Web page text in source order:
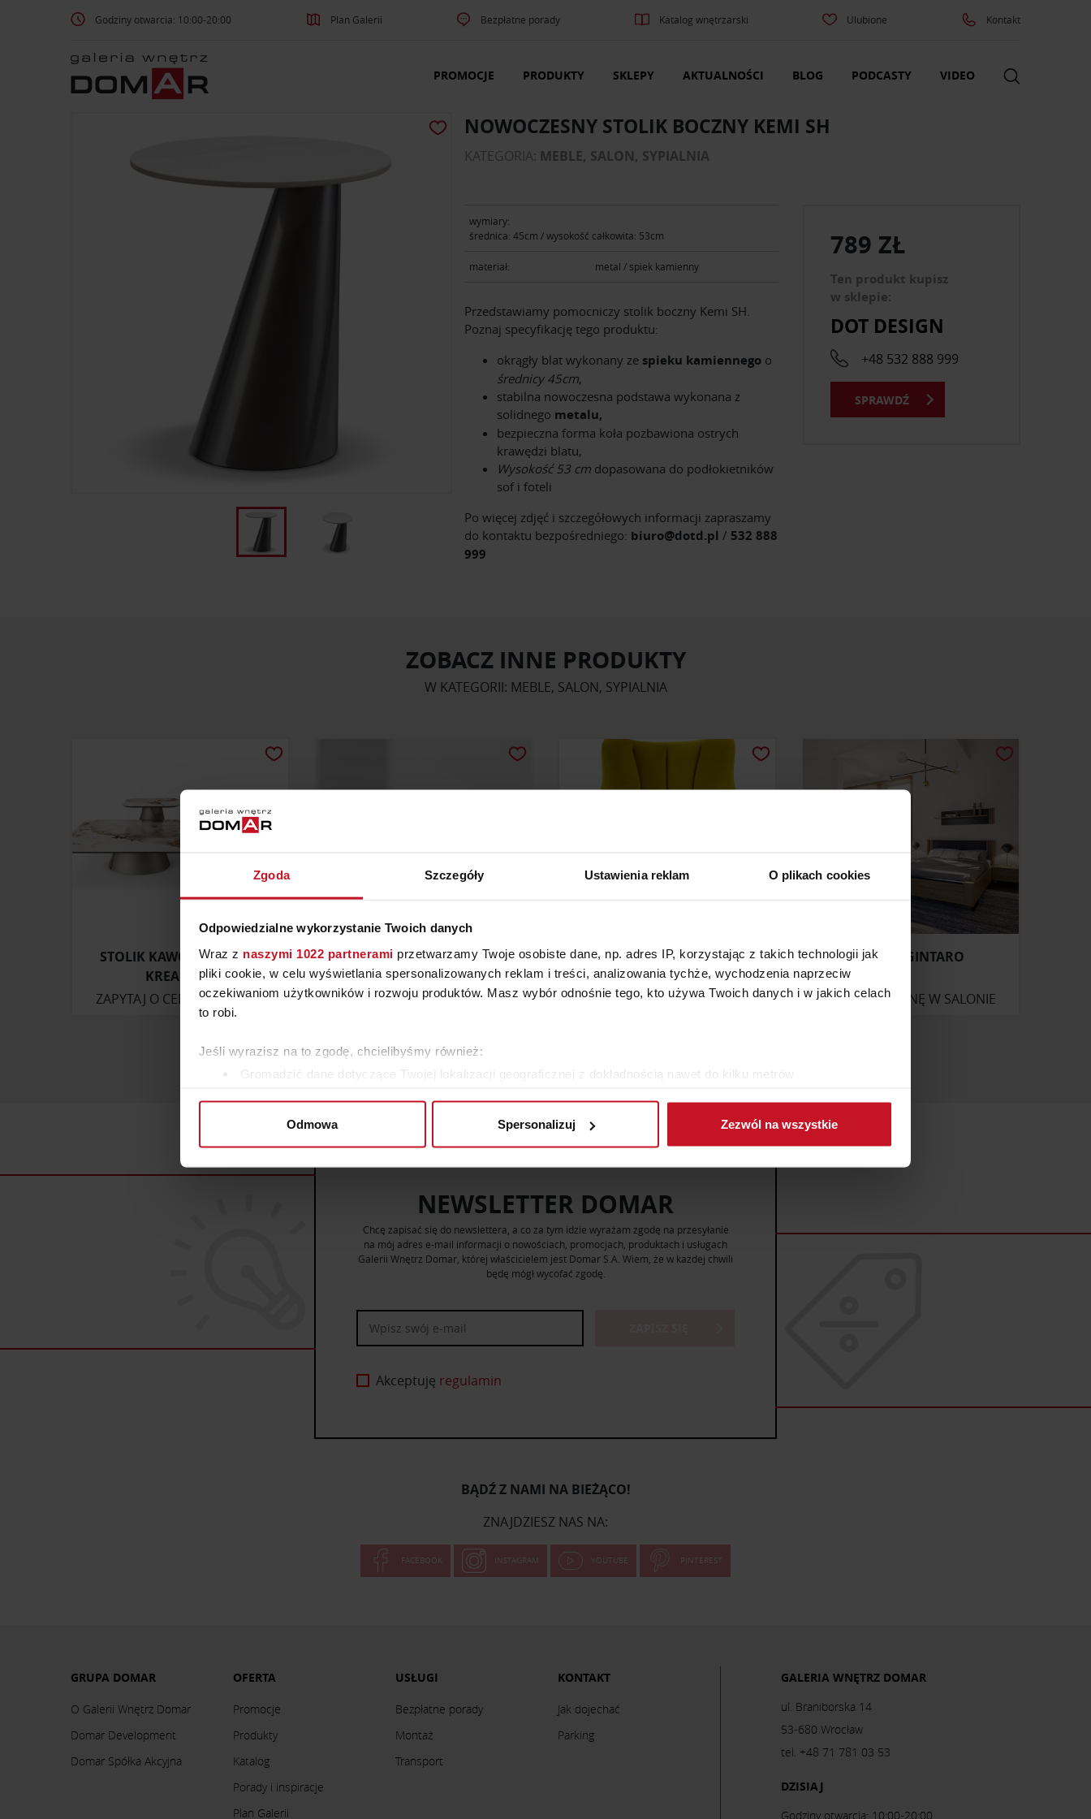
Zgoda Szczegóły Ustawienia reklam O plikach cookies
Odpowiedzialne wykorzystanie Twoich danych
Wraz z naszymi 1022 partnerami przetwarzamy Twoje osobiste dane, np. adres IP, korzystając z takich technologii jak
pliki cookie, w celu wyświetlania spersonalizowanych reklam i treści, analizowania tychże, wychodzenia naprzeciw
oczekiwaniom użytkowników i rozwoju produktów. Masz wybór odnośnie tego, kto używa Twoich danych i w jakich celach
to robi.
Jeśli wyrazisz na to zgodę, chcielibyśmy również:
Gromadzić dane dotyczące Twojej lokalizacji geograficznej z dokładnością nawet do kilku metrów
Dowiedz się więcej odnośnie tego, jak Twoje osobiste dane są przetwarzane oraz ustaw własne preferencje w
Wykorzystujemy pliki cookie do spersonalizowania treści i reklam, aby oferować funkcje społecznościowe i analizować
ruch w naszej witrynie. Informacje o tym, jak korzystasz z naszej witryny, udostępniamy partnerom społecznościowym,
reklamowym i analitycznym. Partnerzy mogą połączyć te informacje z innymi danymi otrzymanymi od Ciebie lub
uzyskanymi podczas korzystania z ich usług.
Odmowa Spersonalizuj Zezwól na wszystkie
Godziny otwarcia: 10:00-20:00 Plan Galerii Bezpłatne porady Katalog wnętrzarski Ulubione Kontakt
PROMOCJE PRODUKTY SKLEPY AKTUALNOŚCI BLOG PODCASTY VIDEO
NOWOCZESNY STOLIK BOCZNY KEMI SH
KATEGORIA: MEBLE, SALON, SYPIALNIA
wymiary:
średnica: 45cm / wysokość całkowita: 53cm
materiał: metal / spiek kamienny
Przedstawiamy pomocniczy stolik boczny Kemi SH.
Poznaj specyfikację tego produktu:
okrągły blat wykonany ze spieku kamiennego o
średnicy 45cm,
stabilna nowoczesna podstawa wykonana z
solidnego metalu,
bezpieczna forma koła pozbawiona ostrych
krawędzi blatu,
Wysokość 53 cm dopasowana do podłokietników
sof i foteli
Po więcej zdjęć i szczegółowych informacji zapraszamy
do kontaktu bezpośredniego: biuro@dotd.pl / 532 888
999
789 ZŁ
Ten produkt kupisz
w sklepie:
DOT DESIGN
+48 532 888 999
SPRAWDŹ
ZOBACZ INNE PRODUKTY
W KATEGORII: MEBLE, SALON, SYPIALNIA
STOLIK KAWOWY ALBERT
KREAMIK S
ZAPYTAJ O CENĘ W SALONIE
STOLIK KERLA BOTTOM
ZAPYTAJ O CENĘ W SALONIE
MODEL BRONX
ZAPYTAJ O CENĘ W SALONIE
ŁÓŻKO GINTARO
ZAPYTAJ O CENĘ W SALONIE
ZOBACZ WSZYSTKIE PRODUKTY
NEWSLETTER DOMAR
Chcę zapisać się do newslettera, a co za tym idzie wyrażam zgodę na przesyłanie
na mój adres e-mail informacji o nowościach, promocjach, produktach i usługach
Galerii Wnętrz Domar, której właścicielem jest Domar S.A. Wiem, że w każdej chwili
będę mógł wycofać zgodę.
Akceptuję regulamin
BĄDŹ Z NAMI NA BIEŻĄCO!
ZNAJDZIESZ NAS NA:
FACEBOOK INSTAGRAM YOUTUBE PINTEREST
GRUPA DOMAR
O Galerii Wnętrz Domar
Domar Development
Domar Spółka Akcyjna
OFERTA
Promocje
Produkty
Katalog
Porady i inspiracje
Plan Galerii
USŁUGI
Bezpłatne porady
Montaż
Transport
KONTAKT
Jak dojechać
Parking
GALERIA WNĘTRZ DOMAR
ul. Braniborska 14
53-680 Wrocław
tel. +48 71 781 03 53
DZISIAJ
Godziny otwarcia: 10:00-20:00